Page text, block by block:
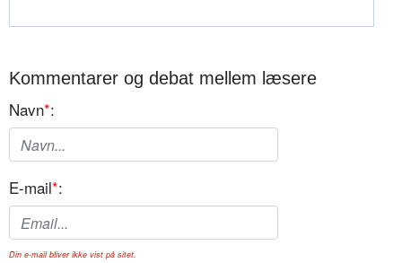
Kommentarer og debat mellem læsere
Navn*:
E-mail*:
Din e-mail bliver ikke vist på sitet.